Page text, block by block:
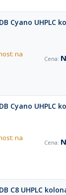
Cyano UHPLC
na
Cyano UHPLC
na
C8 UHPLC